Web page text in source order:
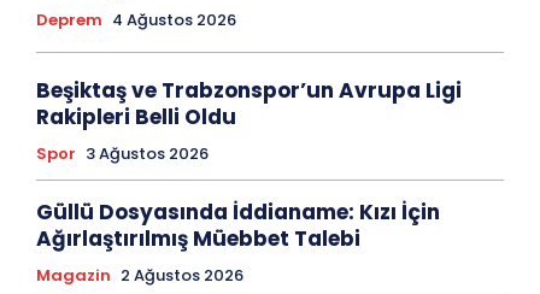
Deprem 4 Ağustos 2026
Beşiktaş ve Trabzonspor’un Avrupa Ligi
Rakipleri Belli Oldu
Spor 3 Ağustos 2026
Güllü Dosyasında İddianame: Kızı İçin
Ağırlaştırılmış Müebbet Talebi
Magazin 2 Ağustos 2026